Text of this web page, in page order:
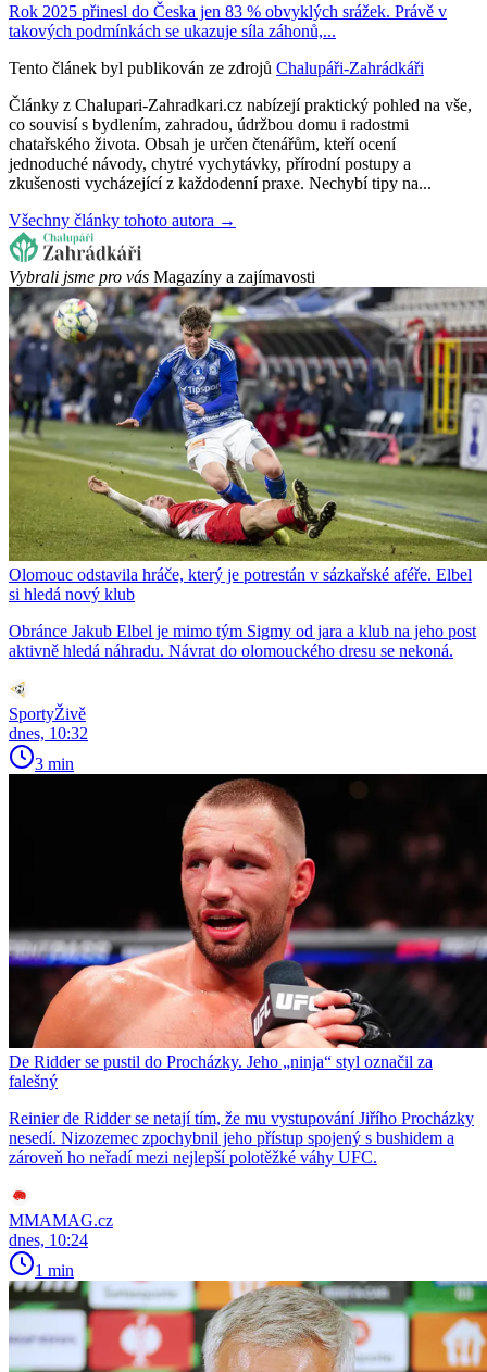
Rok 2025 přinesl do Česka jen 83 % obvyklých srážek. Právě v
takových podmínkách se ukazuje síla záhonů,...
Tento článek byl publikován ze zdrojů Chalupáři-Zahrádkáři
Články z Chalupari-Zahradkari.cz nabízejí praktický pohled na vše,
co souvisí s bydlením, zahradou, údržbou domu i radostmi
chatařského života. Obsah je určen čtenářům, kteří ocení
jednoduché návody, chytré vychytávky, přírodní postupy a
zkušenosti vycházející z každodenní praxe. Nechybí tipy na...
Všechny články tohoto autora →
Vybrali jsme pro vás Magazíny a zajímavosti
Olomouc odstavila hráče, který je potrestán v sázkařské aféře. Elbel
si hledá nový klub
Obránce Jakub Elbel je mimo tým Sigmy od jara a klub na jeho post
aktivně hledá náhradu. Návrat do olomouckého dresu se nekoná.
SportyŽivě
dnes, 10:32
3 min
De Ridder se pustil do Procházky. Jeho „ninja“ styl označil za
falešný
Reinier de Ridder se netají tím, že mu vystupování Jiřího Procházky
nesedí. Nizozemec zpochybnil jeho přístup spojený s bushidem a
zároveň ho neřadí mezi nejlepší polotěžké váhy UFC.
MMAMAG.cz
dnes, 10:24
1 min